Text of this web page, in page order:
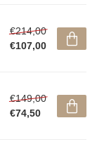
€214,00
€107,00
€149,00
€74,50